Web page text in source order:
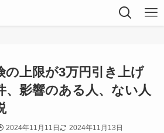
の上限が3万円引き上げ
、影響のある人、ない人
2024年11月11日 2024年11月13日